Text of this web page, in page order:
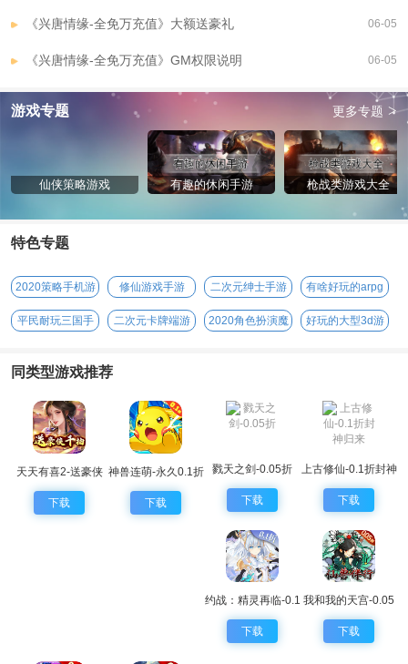
《兴唐情缘-全免万充值》大额送豪礼 06-05
《兴唐情缘-全免万充值》GM权限说明 06-05
游戏专题 更多专题 >
仙侠策略游戏 有趣的休闲手游 枪战类游戏大全
特色专题
2020策略手机游
戏
修仙游戏手游 二次元绅士手游
有啥好玩的arpg
手游
平民耐玩三国手
二次元卡牌端游
2020角色扮演魔
好玩的大型3d游
同类型游戏推荐
天天有喜2-送豪侠
千抽
下载
神兽连萌-永久0.1折
下载
戮天之剑-0.05折
下载
上古修仙-0.1折封神
归来
下载
约战：精灵再临-0.1
折怀旧版
下载
我和我的天宫-0.05
折仙兽伴行
下载